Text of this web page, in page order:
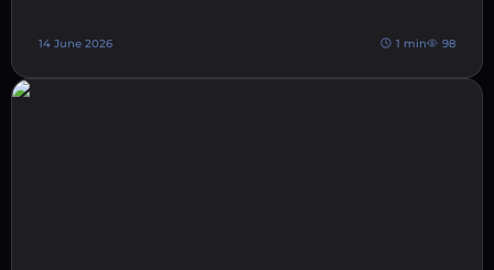
14 June 2026 1 min 98